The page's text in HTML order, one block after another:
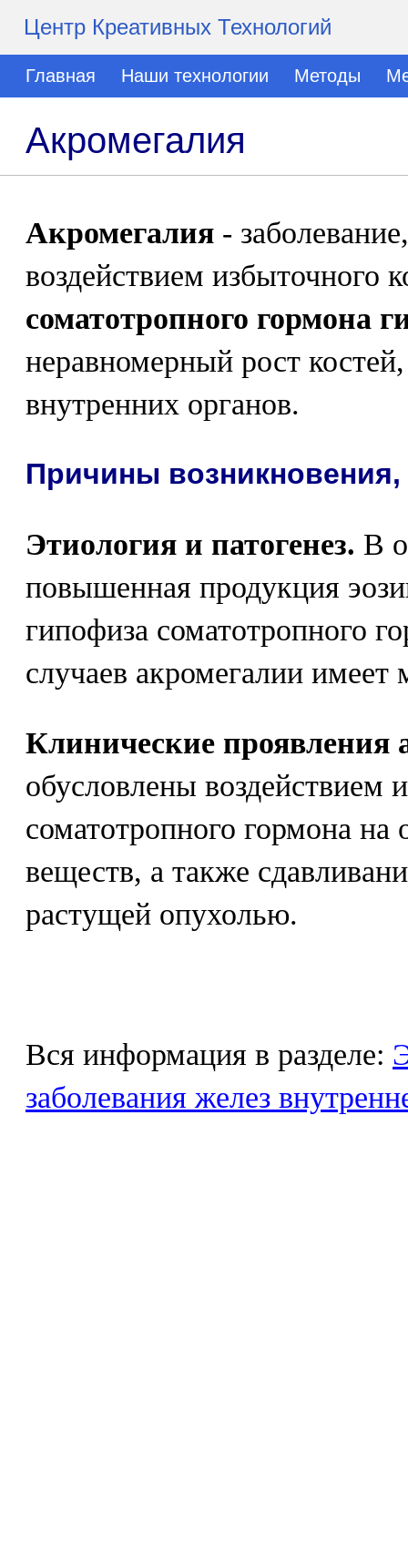
Центр Креативных Технологий
Главная Наши технологии Методы
Акромегалия
Акромегалия -
воздействием избыточного
соматотропного гормона
неравномерный рост
внутренних органов.
Причины
Этиология и патогенез. В
повышенная продукция
гипофиза соматотропного
случаев акромегалии имеет
Клинические проявления
обусловлены воздействием
соматотропного гормона
веществ, а также
растущей опухолью.
Вся информация в разделе:
заболевания желез